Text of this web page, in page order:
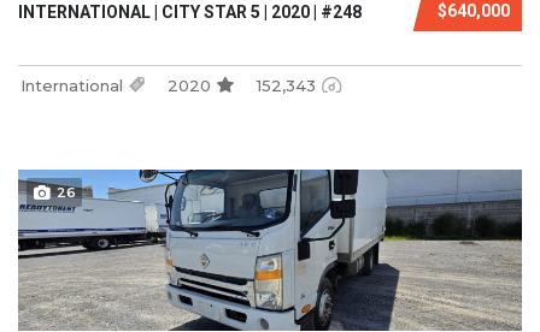
$640,000
INTERNATIONAL | CITY STAR 5 | 2020 | #248
International 2020 152,343
26